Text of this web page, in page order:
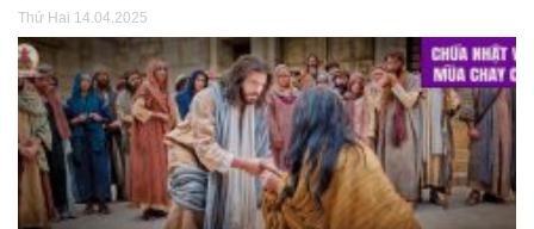
Thứ Hai 14.04.2025